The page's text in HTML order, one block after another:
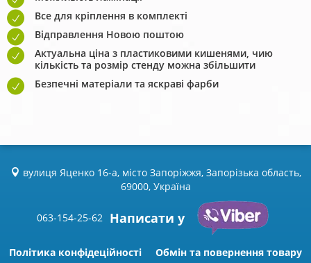
Все для кріплення в комплекті
Відправлення Новою поштою
Актуальна ціна з пластиковими кишенями, чию
кількість та розмір стенду можна збільшити
Безпечні матеріали та яскраві фарби
вулиця Яценко 16-а, місто Запоріжжя, Запорізька область,
69000, Україна
063-154-25-62 Написати у
Політика конфідеційності Обмін та повернення товару